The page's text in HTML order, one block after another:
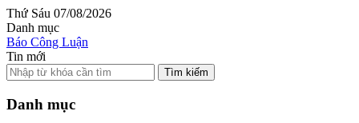
Thứ Sáu 07/08/2026
Danh mục
Báo Công Luận
Tin mới
Tìm kiếm
Danh mục